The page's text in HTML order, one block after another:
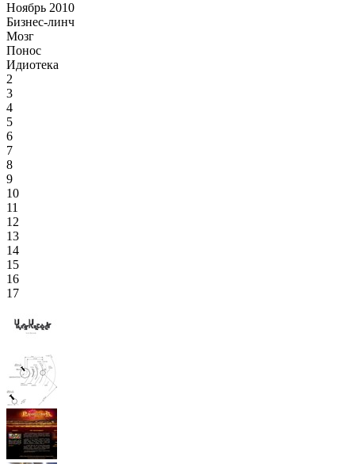
Ноябрь 2010
Бизнес-линч
Мозг
Понос
Идиотека
2
3
4
5
6
7
8
9
10
11
12
13
14
15
16
17